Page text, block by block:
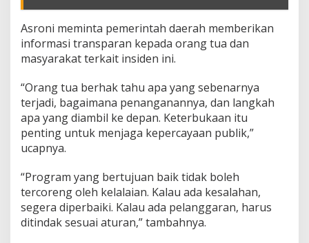
Asroni meminta pemerintah daerah memberikan
informasi transparan kepada orang tua dan
masyarakat terkait insiden ini.
“Orang tua berhak tahu apa yang sebenarnya
terjadi, bagaimana penanganannya, dan langkah
apa yang diambil ke depan. Keterbukaan itu
penting untuk menjaga kepercayaan publik,”
ucapnya.
“Program yang bertujuan baik tidak boleh
tercoreng oleh kelalaian. Kalau ada kesalahan,
segera diperbaiki. Kalau ada pelanggaran, harus
ditindak sesuai aturan,” tambahnya.